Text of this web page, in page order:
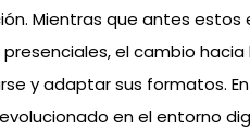
Mientras que antes estos
el cambio hacia
y adaptar sus formatos.
en el entorno